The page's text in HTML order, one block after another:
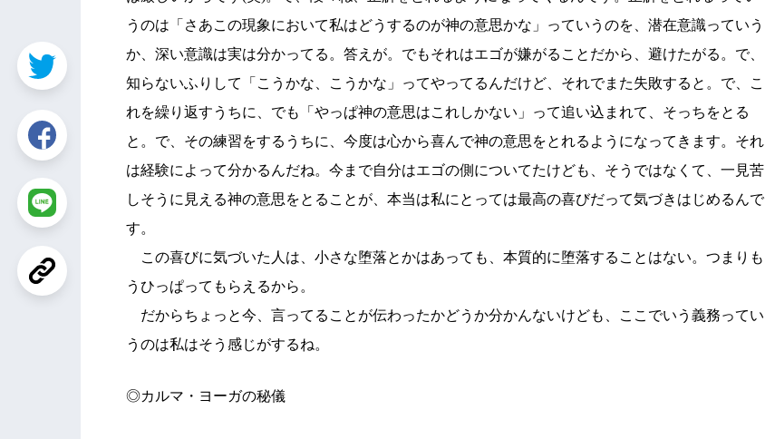
うのは「さあこの現象において私はどうするのが神の意思かな」っていうのを、潜在意識っていう
か、深い意識は実は分かってる。答えが。でもそれはエゴが嫌がることだから、避けたがる。で、
知らないふりして「こうかな、こうかな」ってやってるんだけど、それでまた失敗すると。で、こ
れを繰り返すうちに、でも「やっぱ神の意思はこれしかない」って追い込まれて、そっちをとる
と。で、その練習をするうちに、今度は心から喜んで神の意思をとれるようになってきます。それ
は経験によって分かるんだね。今まで自分はエゴの側についてたけども、そうではなくて、一見苦
しそうに見える神の意思をとることが、本当は私にとっては最高の喜びだって気づきはじめるんで
す。
この喜びに気づいた人は、小さな堕落とかはあっても、本質的に堕落することはない。つまりも
うひっぱってもらえるから。
だからちょっと今、言ってることが伝わったかどうか分かんないけども、ここでいう義務ってい
うのは私はそう感じがするね。
◎カルマ・ヨーガの秘儀